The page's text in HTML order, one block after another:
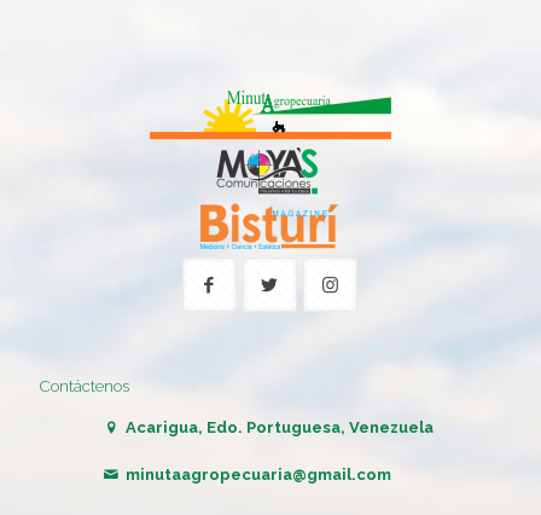
Contáctenos
Acarigua, Edo. Portuguesa, Venezuela
minutaagropecuaria@gmail.com